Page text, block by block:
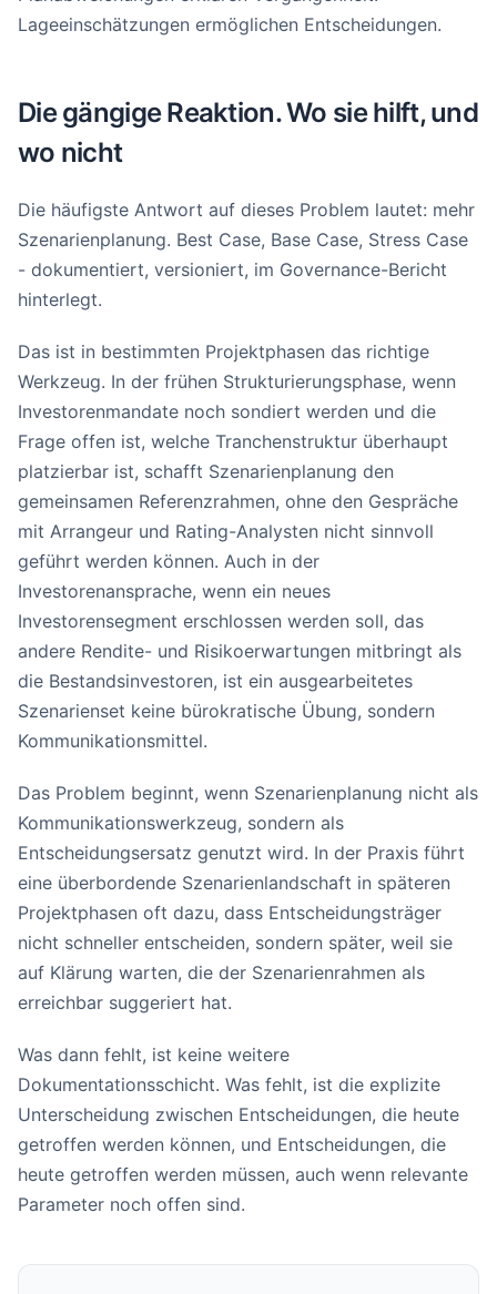
Lageeinschätzungen ermöglichen Entscheidungen.
Die gängige Reaktion. Wo sie hilft, und
wo nicht
Die häufigste Antwort auf dieses Problem lautet: mehr
Szenarienplanung. Best Case, Base Case, Stress Case
- dokumentiert, versioniert, im Governance-Bericht
hinterlegt.
Das ist in bestimmten Projektphasen das richtige
Werkzeug. In der frühen Strukturierungsphase, wenn
Investorenmandate noch sondiert werden und die
Frage offen ist, welche Tranchenstruktur überhaupt
platzierbar ist, schafft Szenarienplanung den
gemeinsamen Referenzrahmen, ohne den Gespräche
mit Arrangeur und Rating-Analysten nicht sinnvoll
geführt werden können. Auch in der
Investorenansprache, wenn ein neues
Investorensegment erschlossen werden soll, das
andere Rendite- und Risikoerwartungen mitbringt als
die Bestandsinvestoren, ist ein ausgearbeitetes
Szenarienset keine bürokratische Übung, sondern
Kommunikationsmittel.
Das Problem beginnt, wenn Szenarienplanung nicht als
Kommunikationswerkzeug, sondern als
Entscheidungsersatz genutzt wird. In der Praxis führt
eine überbordende Szenarienlandschaft in späteren
Projektphasen oft dazu, dass Entscheidungsträger
nicht schneller entscheiden, sondern später, weil sie
auf Klärung warten, die der Szenarienrahmen als
erreichbar suggeriert hat.
Was dann fehlt, ist keine weitere
Dokumentationsschicht. Was fehlt, ist die explizite
Unterscheidung zwischen Entscheidungen, die heute
getroffen werden können, und Entscheidungen, die
heute getroffen werden müssen, auch wenn relevante
Parameter noch offen sind.